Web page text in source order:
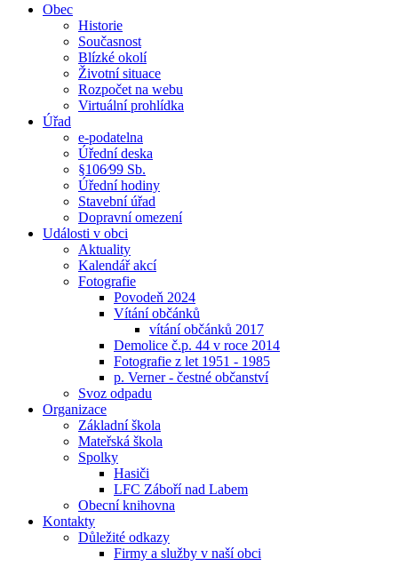
Obec
Historie
Současnost
Blízké okolí
Životní situace
Rozpočet na webu
Virtuální prohlídka
Úřad
e-podatelna
Úřední deska
§106⁄99 Sb.
Úřední hodiny
Stavební úřad
Dopravní omezení
Události v obci
Aktuality
Kalendář akcí
Fotografie
Povodeň 2024
Vítání občánků
vítání občánků 2017
Demolice č.p. 44 v roce 2014
Fotografie z let 1951 - 1985
p. Verner - čestné občanství
Svoz odpadu
Organizace
Základní škola
Mateřská škola
Spolky
Hasiči
LFC Záboří nad Labem
Obecní knihovna
Kontakty
Důležité odkazy
Firmy a služby v naší obci